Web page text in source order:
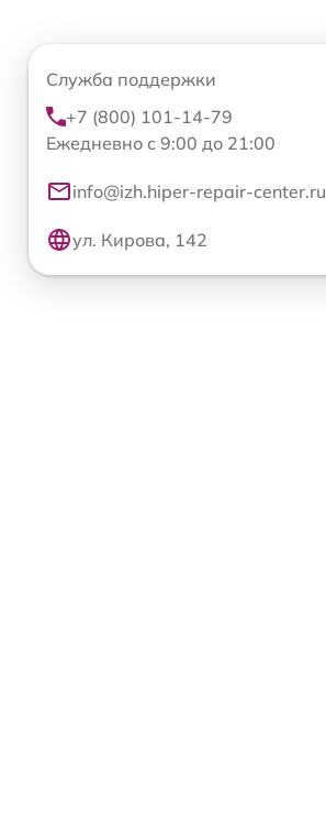
Служба поддержки
+7 (800) 101-14-79
Ежедневно с 9:00 до 21:00
info@izh.hiper-repair-center.ru
ул. Кирова, 142